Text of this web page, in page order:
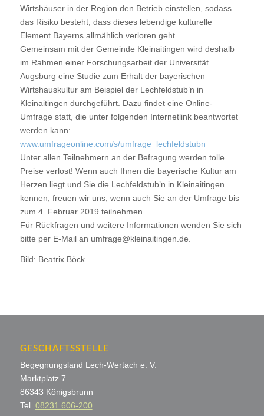
Wirtshäuser in der Region den Betrieb einstellen, sodass
das Risiko besteht, dass dieses lebendige kulturelle
Element Bayerns allmählich verloren geht.
Gemeinsam mit der Gemeinde Kleinaitingen wird deshalb
im Rahmen einer Forschungsarbeit der Universität
Augsburg eine Studie zum Erhalt der bayerischen
Wirtshauskultur am Beispiel der Lechfeldstub’n in
Kleinaitingen durchgeführt. Dazu findet eine Online-
Umfrage statt, die unter folgenden Internetlink beantwortet
werden kann:
www.umfrageonline.com/s/umfrage_lechfeldstubn
Unter allen Teilnehmern an der Befragung werden tolle
Preise verlost! Wenn auch Ihnen die bayerische Kultur am
Herzen liegt und Sie die Lechfeldstub’n in Kleinaitingen
kennen, freuen wir uns, wenn auch Sie an der Umfrage bis
zum 4. Februar 2019 teilnehmen.
Für Rückfragen und weitere Informationen wenden Sie sich
bitte per E-Mail an umfrage@kleinaitingen.de.
Bild: Beatrix Böck
GESCHÄFTSSTELLE
Begegnungsland Lech-Wertach e. V.
Marktplatz 7
86343 Königsbrunn
Tel. 08231 606-200